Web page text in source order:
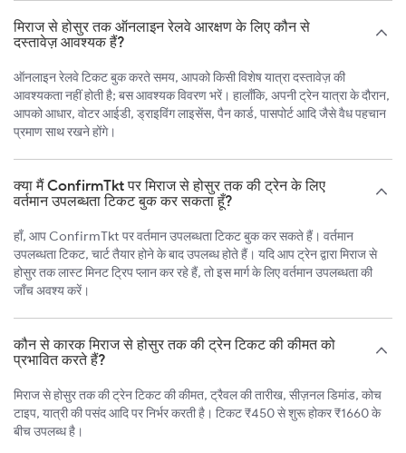
मिराज से होसुर तक ऑनलाइन रेलवे आरक्षण के लिए कौन से
दस्तावेज़ आवश्यक हैं?
ऑनलाइन रेलवे टिकट बुक करते समय, आपको किसी विशेष यात्रा दस्तावेज़ की
आवश्यकता नहीं होती है; बस आवश्यक विवरण भरें। हालाँकि, अपनी ट्रेन यात्रा के दौरान,
आपको आधार, वोटर आईडी, ड्राइविंग लाइसेंस, पैन कार्ड, पासपोर्ट आदि जैसे वैध पहचान
प्रमाण साथ रखने होंगे।
क्या मैं ConfirmTkt पर मिराज से होसुर तक की ट्रेन के लिए
वर्तमान उपलब्धता टिकट बुक कर सकता हूँ?
हाँ, आप ConfirmTkt पर वर्तमान उपलब्धता टिकट बुक कर सकते हैं। वर्तमान
उपलब्धता टिकट, चार्ट तैयार होने के बाद उपलब्ध होते हैं। यदि आप ट्रेन द्वारा मिराज से
होसुर तक लास्ट मिनट ट्रिप प्लान कर रहे हैं, तो इस मार्ग के लिए वर्तमान उपलब्धता की
जाँच अवश्य करें।
कौन से कारक मिराज से होसुर तक की ट्रेन टिकट की कीमत को
प्रभावित करते हैं?
मिराज से होसुर तक की ट्रेन टिकट की कीमत, ट्रैवल की तारीख, सीज़नल डिमांड, कोच
टाइप, यात्री की पसंद आदि पर निर्भर करती है। टिकट ₹450 से शुरू होकर ₹1660 के
बीच उपलब्ध है।